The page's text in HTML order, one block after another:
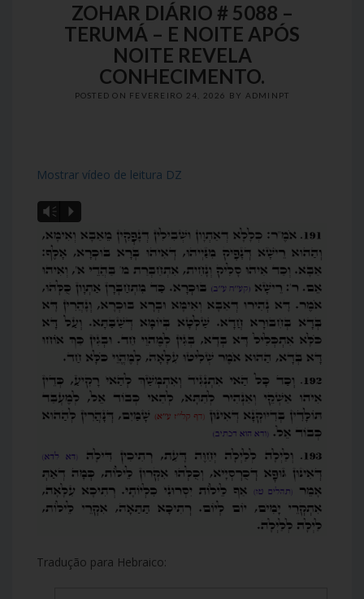
ZOHAR DIÁRIO # 5088 –
TERUMÁ – E NOITE APÓS
NOITE REVELA
CONHECIMENTO.
POSTED ON FEVEREIRO 24, 2026 BY ADMINPT
Mostrar vídeo de leitura DZ
Vm P
Tradução para Hebraico: